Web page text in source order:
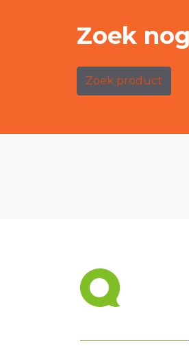
Zoek
Zoek product